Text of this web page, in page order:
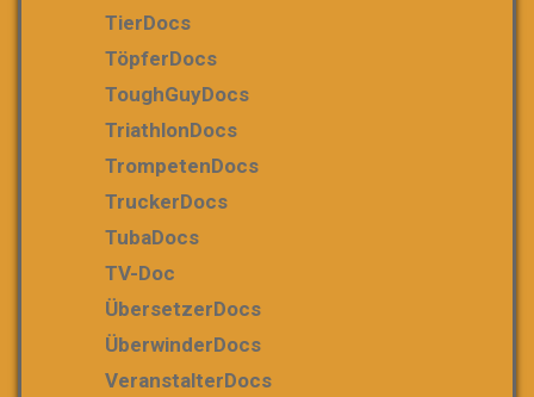
TierDocs
TöpferDocs
ToughGuyDocs
TriathlonDocs
TrompetenDocs
TruckerDocs
TubaDocs
TV-Doc
ÜbersetzerDocs
ÜberwinderDocs
VeranstalterDocs